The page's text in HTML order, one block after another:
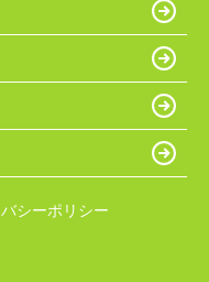
シーポリシー